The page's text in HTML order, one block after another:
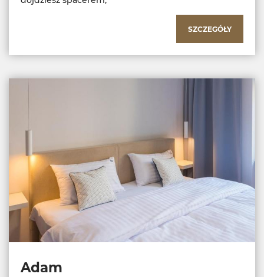
SZCZEGÓŁY
Adam